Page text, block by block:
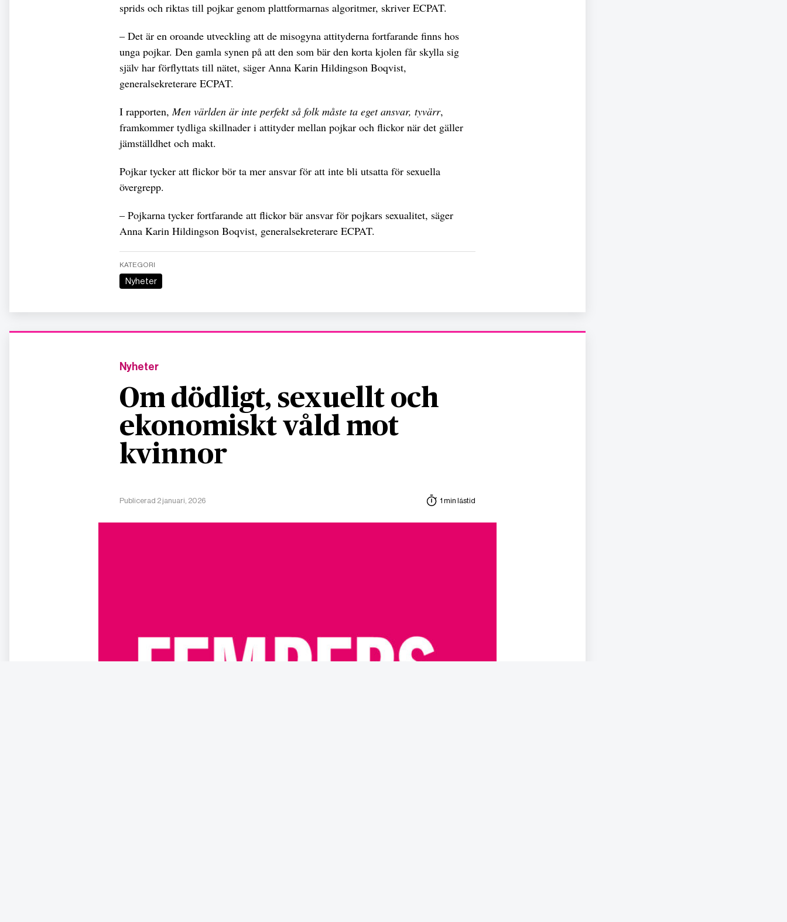
sprids och riktas till pojkar genom plattformarnas algoritmer, skriver ECPAT.
– Det är en oroande utveckling att de misogyna attityderna fortfarande finns hos
unga pojkar. Den gamla synen på att den som bär den korta kjolen får skylla sig
själv har förflyttats till nätet, säger Anna Karin Hildingson Boqvist,
generalsekreterare ECPAT.
I rapporten,Men världen är inte perfekt så folk måste ta eget ansvar, tyvärr,
framkommer tydliga skillnader i attityder mellan pojkar och flickor när det gäller
jämställdhet och makt.
Pojkar tycker att flickor bör ta mer ansvar för att inte bli utsatta för sexuella
övergrepp.
– Pojkarna tycker fortfarande att flickor bär ansvar för pojkars sexualitet, säger
Anna Karin Hildingson Boqvist, generalsekreterare ECPAT.
KATEGORI
Nyheter
Nyheter
Om dödligt, sexuellt och
ekonomiskt våld mot
kvinnor
Publicerad 2 januari, 2026 1 min lästid